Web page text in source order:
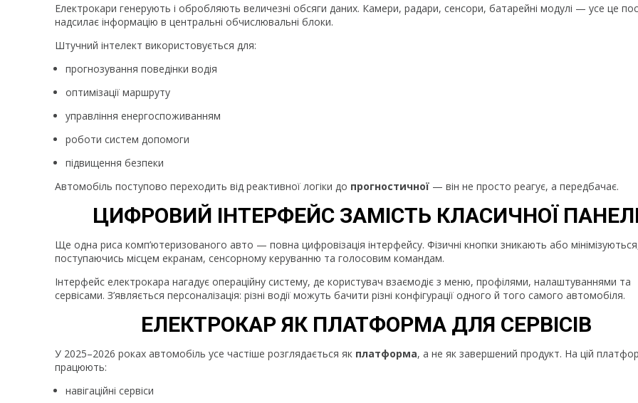
Електрокари генерують і обробляють величезні обсяги даних. Камери, радари, сенсори, батарейні модулі — усе це
надсилає інформацію в центральні обчислювальні блоки.
Штучний інтелект використовується для:
прогнозування поведінки водія
оптимізації маршруту
управління енергоспоживанням
роботи систем допомоги
підвищення безпеки
Автомобіль поступово переходить від реактивної логіки до прогностичної — він не просто реагує, а передбачає.
ЦИФРОВИЙ ІНТЕРФЕЙС ЗАМІСТЬ КЛАСИЧНОЇ
Ще одна риса комп’ютеризованого авто — повна цифровізація інтерфейсу. Фізичні кнопки зникають або
поступаючись місцем екранам, сенсорному керуванню та голосовим командам.
Інтерфейс електрокара нагадує операційну систему, де користувач взаємодіє з меню, профілями, налаштуваннями та
сервісами. З’являється персоналізація: різні водії можуть бачити різні конфігурації одного й того самого автомобіля.
ЕЛЕКТРОКАР ЯК ПЛАТФОРМА ДЛЯ СЕРВІСІВ
У 2025–2026 роках автомобіль усе частіше розглядається як платформа, а не як завершений продукт. На цій
працюють:
навігаційні сервіси